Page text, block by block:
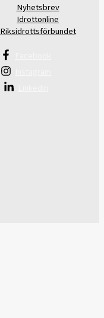
Nyhetsbrev
Idrottonline
Riksidrottsförbundet